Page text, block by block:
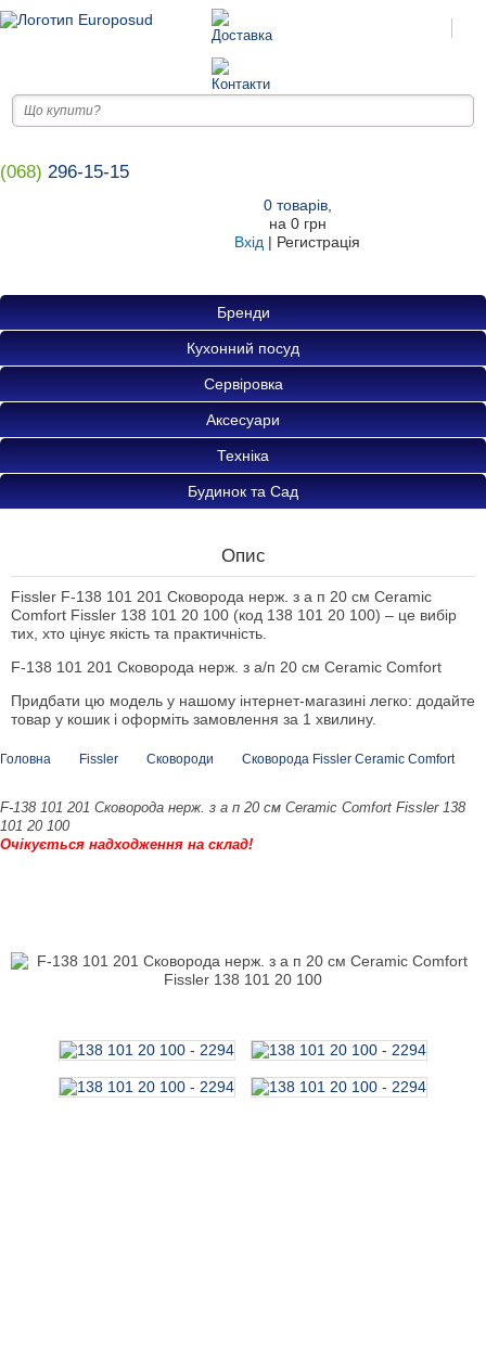
(068) 296-15-15
0товарів,
на 0 грн
Вхід | Регистрація
Бренди
Кухонний посуд
Сервіровка
Аксесуари
Техніка
Будинок та Сад
Опис
Fissler F-138 101 201 Сковорода нерж. з а п 20 см Ceramic
Comfort Fissler 138 101 20 100 (код 138 101 20 100) – це вибір
тих, хто цінує якість та практичність.
F-138 101 201 Сковорода нерж. з а/п 20 см Ceramic Comfort
Придбати цю модель у нашому інтернет-магазині легко: додайте
товар у кошик і оформіть замовлення за 1 хвилину.
Головна Fissler Сковороди Сковорода Fissler Ceramic Comfort
F-138 101 201 Сковорода нерж. з а п 20 см Ceramic Comfort Fissler 138
101 20 100
Очікується надходження на склад!